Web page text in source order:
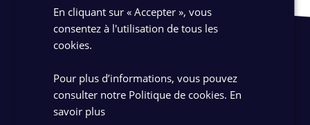
En cliquant sur « Accepter », vous
consentez à l'utilisation de tous les
cookies.
Pour plus d’informations, vous pouvez
consulter notre Politique de cookies. En
savoir plus